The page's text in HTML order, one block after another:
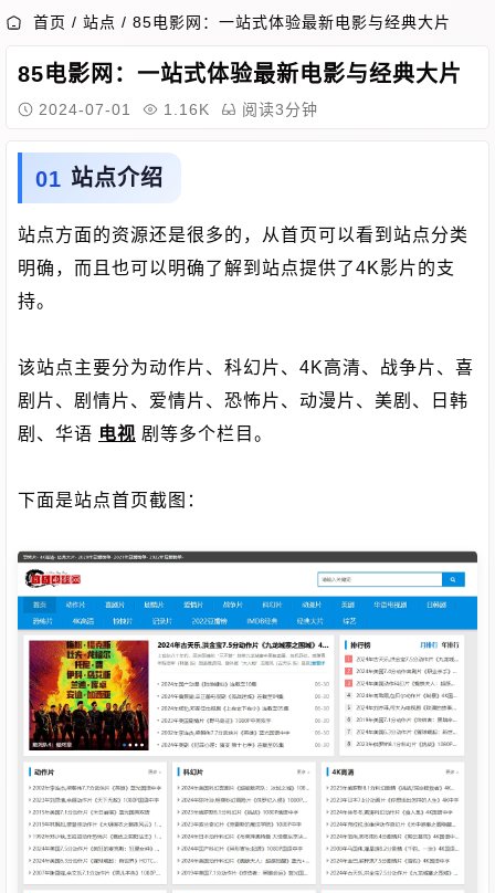
首页 / 站点 / 85电影网：一站式体验最新电影与经典大片
85电影网：一站式体验最新电影与经典大片
2024-07-01 1.16K 阅读3分钟
站点介绍
站点方面的资源还是很多的，从首页可以看到站点分类
明确，而且也可以明确了解到站点提供了4K影片的支
持。
该站点主要分为动作片、科幻片、4K高清、战争片、喜
剧片、剧情片、爱情片、恐怖片、动漫片、美剧、日韩
剧、华语 电视 剧等多个栏目。
下面是站点首页截图：